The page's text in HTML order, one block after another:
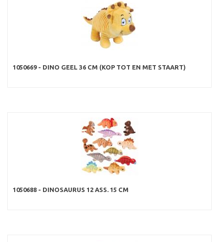
1050669 - DINO GEEL 36 CM (KOP TOT EN MET STAART)
1050688 - DINOSAURUS 12 ASS. 15 CM